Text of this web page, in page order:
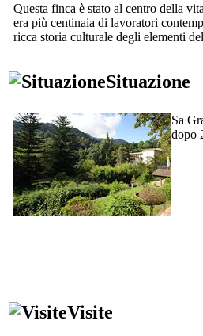
Questa finca è stato al centro della
era più centinaia di lavoratori
ricca storia culturale degli elementi
Situazione
Sa
dopo
Visite